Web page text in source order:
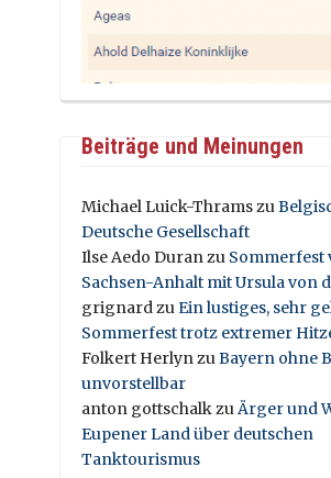
Beiträge und Meinungen
Michael Luick-Thramszu
Deutsche Gesellschaft
Ilse Aedo Duranzu Sommerfest
Sachsen-Anhalt mit Ursula von
grignardzuEin lustiges, sehr
Sommerfest trotz extremer
Folkert HerlynzuBayern ohne
unvorstellbar
anton gottschalkzuÄrger und
Eupener Land über deutschen
Tanktourismus